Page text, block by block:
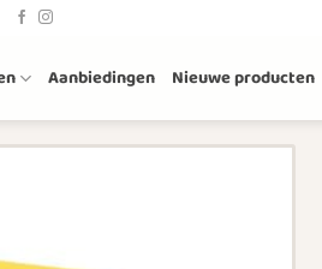
Aanbiedingen Nieuwe producten